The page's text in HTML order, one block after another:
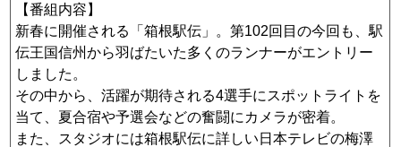
子育て応援の取り組み
一般事業主行動計画
国民保護業務計画
決算公告
【番組内容】
新春に開催される「箱根駅伝」。第102回目の今回も、駅
伝王国信州から羽ばたいた多くのランナーがエントリー
しました。
その中から、活躍が期待される4選手にスポットライトを
当て、夏合宿や予選会などの奮闘にカメラが密着。
また、スタジオには箱根駅伝に詳しい日本テレビの梅澤